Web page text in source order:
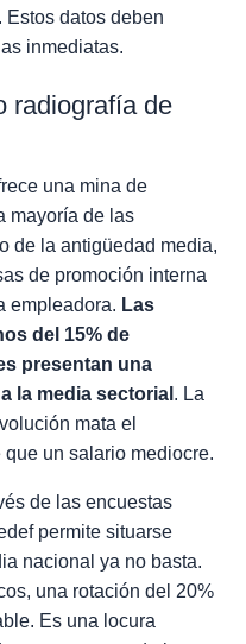
datos deben
inmediatas.
radiografía de
una mina de
mayoría de las
de la antigüedad media,
de promoción interna
empleadora. Las
del 15% de
presentan una
la media sectorial . La
mata el
un salario mediocre.
de las encuestas
permite situarse
nacional ya no basta.
una rotación del 20%
Es una locura